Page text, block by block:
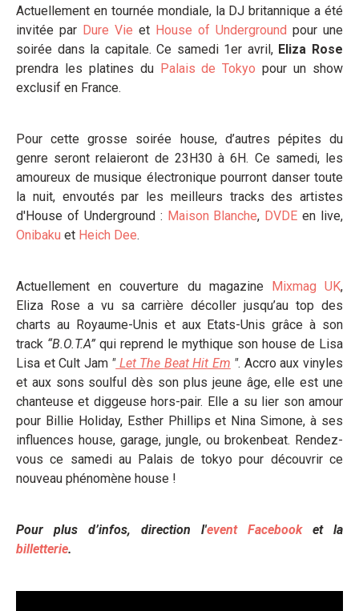
Actuellement en tournée mondiale, la DJ britannique a été
invitée par Dure Vie et House of Underground pour une
soirée dans la capitale. Ce samedi 1er avril, Eliza Rose
prendra les platines du Palais de Tokyo pour un show
exclusif en France.
Pour cette grosse soirée house, d’autres pépites du
genre seront relaieront de 23H30 à 6H. Ce samedi, les
amoureux de musique électronique pourront danser toute
la nuit, envoutés par les meilleurs tracks des artistes
d'House of Underground : Maison Blanche, DVDE en live,
Onibaku et Heich Dee.
Actuellement en couverture du magazine Mixmag UK,
Eliza Rose a vu sa carrière décoller jusqu’au top des
charts au Royaume-Unis et aux Etats-Unis grâce à son
track “B.O.T.A” qui reprend le mythique son house de Lisa
Lisa et Cult Jam"Let The BeatHit Em ". Accro aux vinyles
et aux sons soulful dès son plus jeune âge, elle est une
chanteuse et diggeuse hors-pair. Elle a su lier son amour
pour Billie Holiday, Esther Phillips et Nina Simone, à ses
influences house, garage, jungle, ou brokenbeat. Rendez-
vous ce samedi au Palais de tokyo pour découvrir ce
nouveau phénomène house !
Pour plus d’infos, direction l'event Facebooket la
billetterie.